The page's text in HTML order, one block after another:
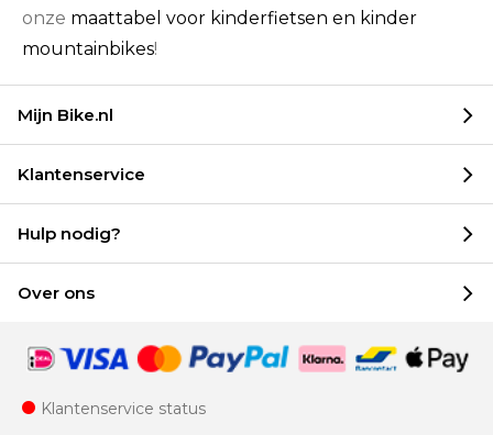
onze maattabel voor kinderfietsen en kinder
mountainbikes!
Mijn Bike.nl
Klantenservice
Hulp nodig?
Over ons
Klantenservice status